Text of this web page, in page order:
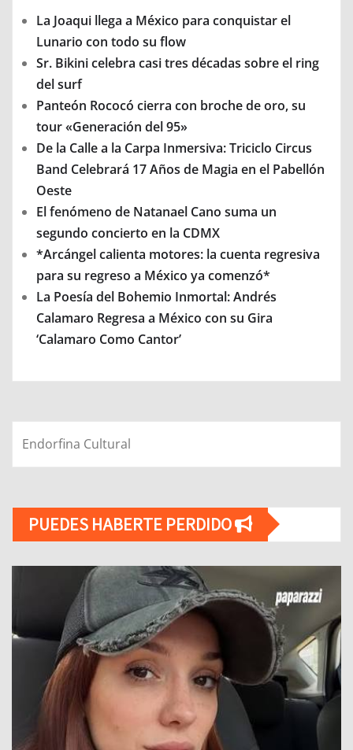
La Joaqui llega a México para conquistar el
Lunario con todo su flow
Sr. Bikini celebra casi tres décadas sobre el ring
del surf
Panteón Rococó cierra con broche de oro, su
tour «Generación del 95»
De la Calle a la Carpa Inmersiva: Triciclo Circus
Band Celebrará 17 Años de Magia en el Pabellón
Oeste
El fenómeno de Natanael Cano suma un
segundo concierto en la CDMX
*Arcángel calienta motores: la cuenta regresiva
para su regreso a México ya comenzó*
La Poesía del Bohemio Inmortal: Andrés
Calamaro Regresa a México con su Gira
‘Calamaro Como Cantor’
Endorfina Cultural
PUEDES HABERTE PERDIDO